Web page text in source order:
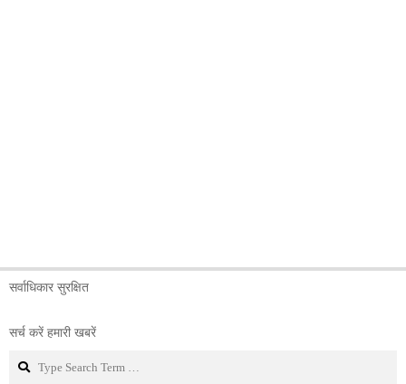
सर्वाधिकार सुरक्षित
सर्च करें हमारी खबरें